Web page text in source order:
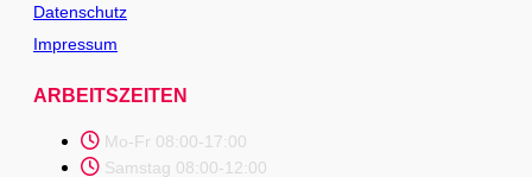
Datenschutz
Impressum
ARBEITSZEITEN
Mo-Fr 08:00-17:00
Samstag 08:00-12:00